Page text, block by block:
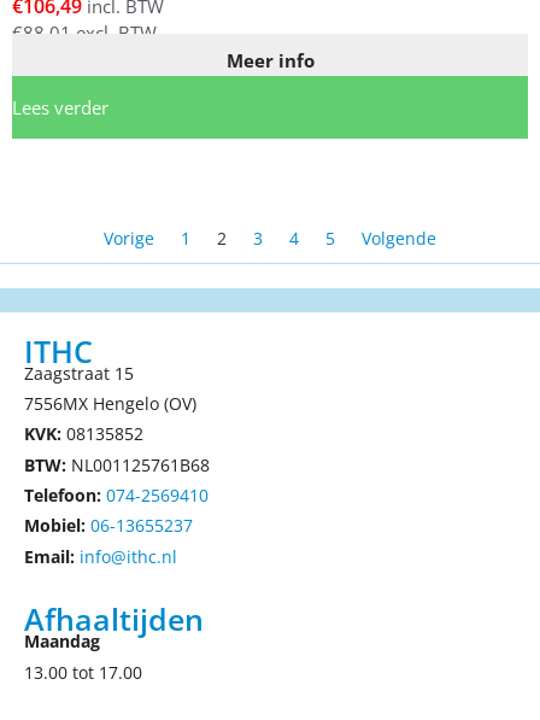
€106,49 incl. BTW
€88,01 excl. BTW
Meer info
Lees verder
Vorige 1 2 3 4 5 Volgende
ITHC
Zaagstraat 15
7556MX Hengelo (OV)
KVK: 08135852
BTW: NL001125761B68
Telefoon: 074-2569410
Mobiel: 06-13655237
Email: info@ithc.nl
Afhaaltijden
Maandag
13.00 tot 17.00